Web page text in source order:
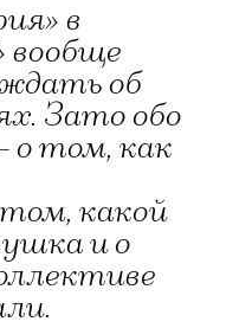
в
вообще
об
Зато обо
о том, как
какой
и о